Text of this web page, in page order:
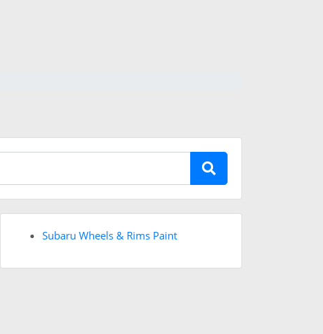
Subaru Wheels & Rims Paint